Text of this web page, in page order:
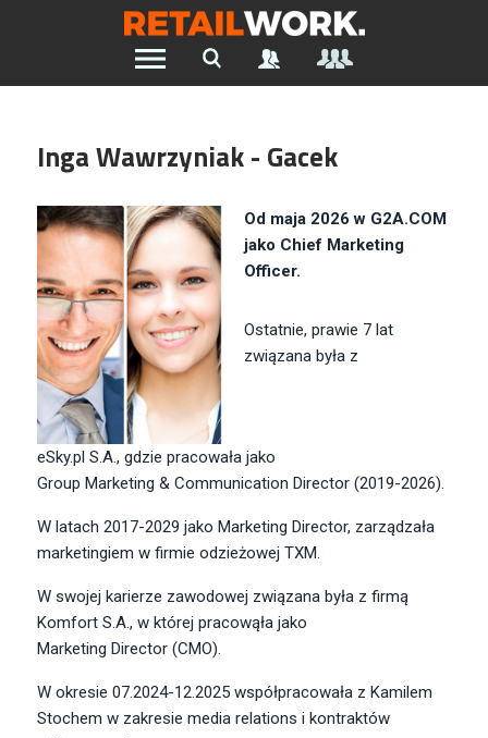
Ecommerce
Szukaj oferty pracy:
Chcesz być na bieżąco z najnowszymi ofertami w branży.
Załóż konto
Inga Wawrzyniak - Gacek
Od maja 2026 w G2A.COM
jako Chief Marketing
Officer.
Ostatnie, prawie 7 lat
związana była z
eSky.pl S.A., gdzie pracowała jako
Group Marketing & Communication Director (2019-2026).
W latach 2017-2029 jako Marketing Director, zarządzała
marketingiem w firmie odzieżowej TXM.
W swojej karierze zawodowej związana była z firmą
Komfort S.A., w której pracowąła jako
Marketing Director (CMO).
W okresie 07.2024-12.2025 współpracowała z Kamilem
Stochem w zakresie media relations i kontraktów